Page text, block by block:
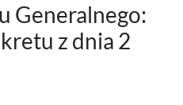
Generalnego:
z dnia 2